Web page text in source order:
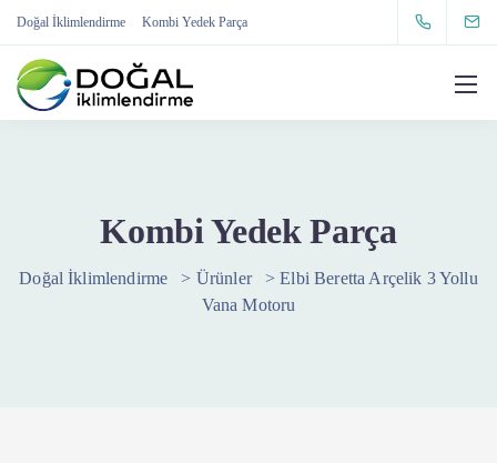
Doğal İklimlendirme Kombi Yedek Parça
Kombi Yedek Parça
Doğal İklimlendirme > Ürünler >Elbi Beretta Arçelik 3 Yollu
Vana Motoru